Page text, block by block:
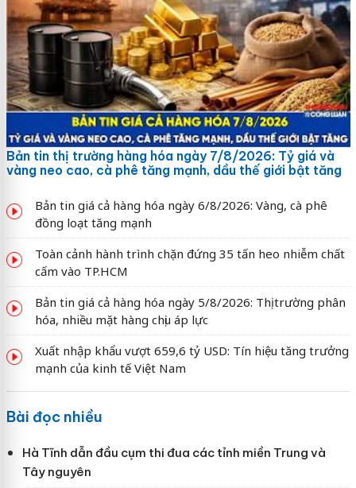
Bản tin thị trường hàng hóa ngày 7/8/2026: Tỷ giá và
vàng neo cao, cà phê tăng mạnh, dầu thế giới bật tăng
Bản tin giá cả hàng hóa ngày 6/8/2026: Vàng, cà phê
đồng loạt tăng mạnh
Toàn cảnh hành trình chặn đứng 35 tấn heo nhiễm chất
cấm vào TP.HCM
Bản tin giá cả hàng hóa ngày 5/8/2026: Thị trường phân
hóa, nhiều mặt hàng chịu áp lực
Xuất nhập khẩu vượt 659,6 tỷ USD: Tín hiệu tăng trưởng
mạnh của kinh tế Việt Nam
Bài đọc nhiều
Hà Tĩnh dẫn đầu cụm thi đua các tỉnh miền Trung và
Tây nguyên